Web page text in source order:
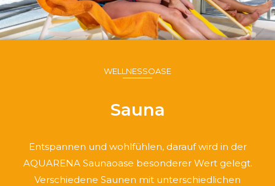
WELLNESSOASE
Sauna
Entspannen und wohlfühlen, darauf wird in der
AQUARENA Saunaoase besonderer Wert gelegt.
Verschiedene Saunen mit unterschiedlichen